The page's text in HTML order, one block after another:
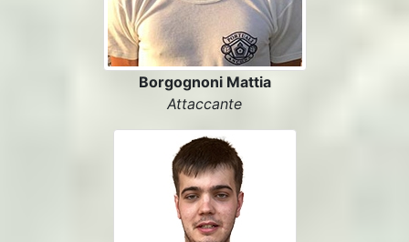
Borgognoni Mattia
Attaccante